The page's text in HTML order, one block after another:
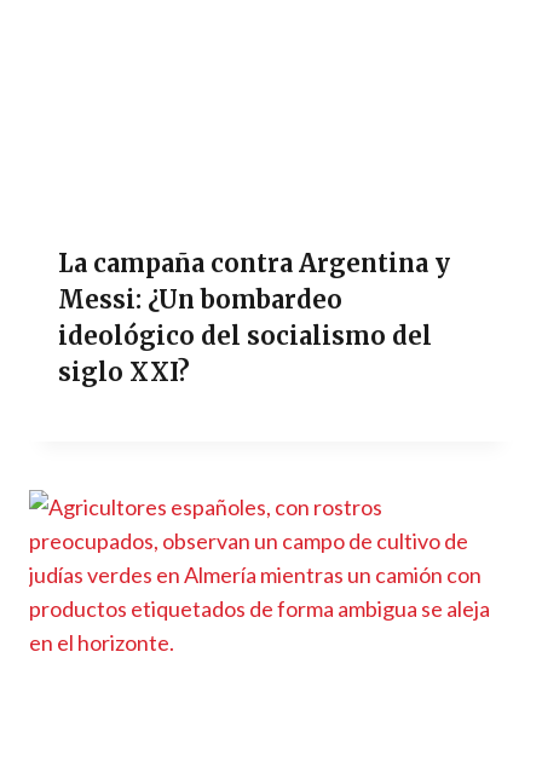
La campaña contra Argentina y
Messi: ¿Un bombardeo
ideológico del socialismo del
siglo XXI?